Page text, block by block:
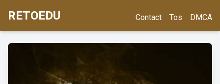
RETOEDU Contact Tos DMCA